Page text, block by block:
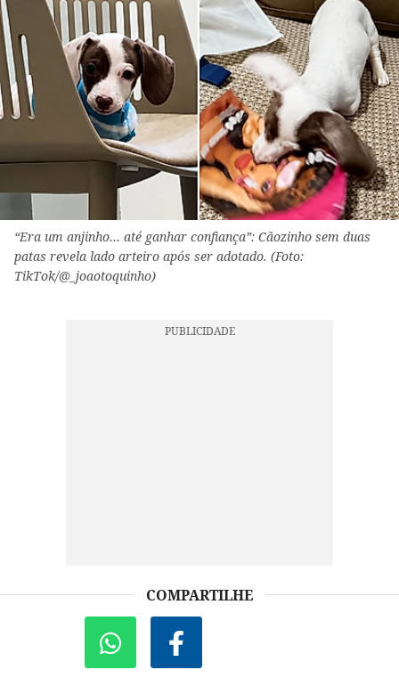
“Era um anjinho… até ganhar confiança”: Cãozinho sem duas
patas revela lado arteiro após ser adotado. (Foto:
TikTok/@_joaotoquinho)
COMPARTILHE